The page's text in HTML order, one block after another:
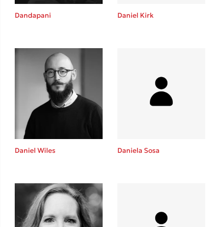
Η μέθοδος Αφήστε τους
Δημοφιλείς Συγγραφείς
Φυστίκι ΠουΚυλάει
Dandapani Daniel Kirk
Daniel Wiles Daniela Sosa